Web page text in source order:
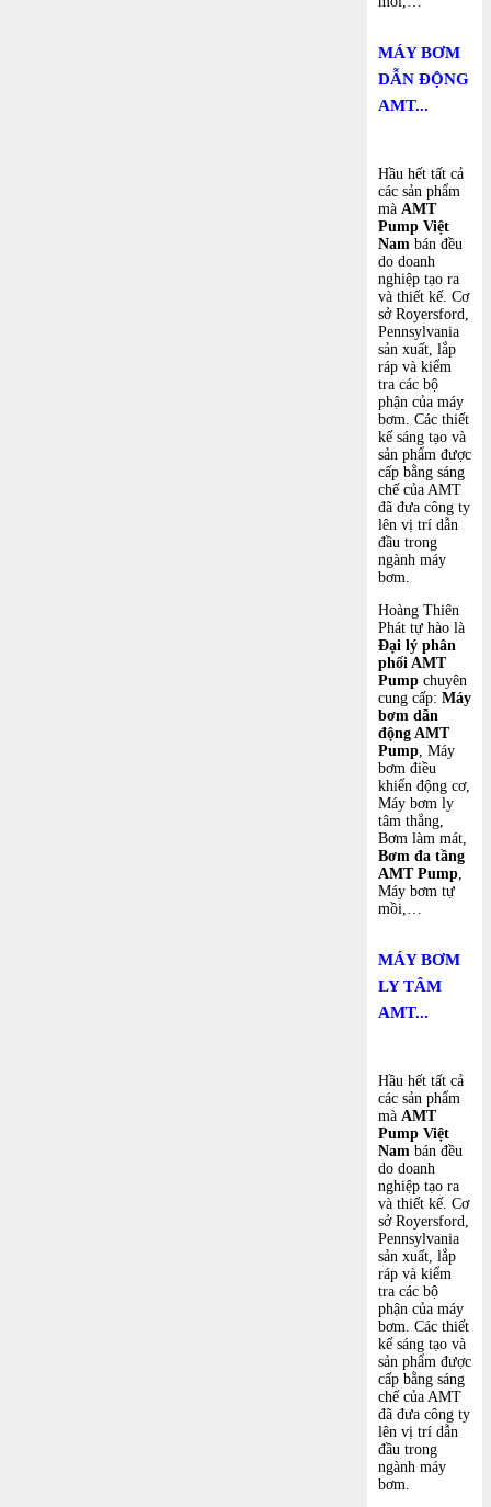
MÁY BƠM
DẪN ĐỘNG
AMT...
Hầu hết tất cả
các sản phẩm
mà AMT
Pump Việt
Nam bán đều
do doanh
nghiệp tạo ra
và thiết kế. Cơ
sở Royersford,
Pennsylvania
sản xuất, lắp
ráp và kiểm
tra các bộ
phận của máy
bơm. Các thiết
kế sáng tạo và
sản phẩm được
cấp bằng sáng
chế của AMT
đã đưa công ty
lên vị trí dẫn
đầu trong
ngành máy
bơm.
Hoàng Thiên
Phát tự hào là
Đại lý phân
phối AMT
Pump chuyên
cung cấp: Máy
bơm dẫn
động AMT
Pump , Máy
bơm điều
khiển động cơ,
Máy bơm ly
tâm thẳng,
Bơm làm mát,
Bơm đa tầng
AMT Pump
Máy bơm tự
mồi,…
MÁY BƠM
LY TÂM
AMT...
Hầu hết tất cả
các sản phẩm
mà AMT
Pump Việt
Nam bán đều
do doanh
nghiệp tạo ra
và thiết kế. Cơ
sở Royersford,
Pennsylvania
sản xuất, lắp
ráp và kiểm
tra các bộ
phận của máy
bơm. Các thiết
kế sáng tạo và
sản phẩm được
cấp bằng sáng
chế của AMT
đã đưa công ty
lên vị trí dẫn
đầu trong
ngành máy
bơm.